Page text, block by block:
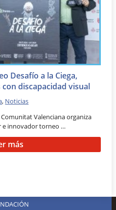
Desafío a la Ciega,
discapacidad visual
, Noticias
Valenciana organiza
e innovador torneo …
más